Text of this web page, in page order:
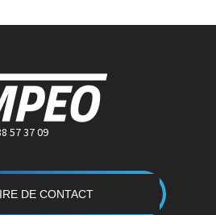
57 37 09
DE CONTACT